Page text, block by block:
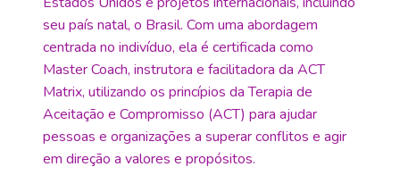
seu país natal, o Brasil. Com uma abordagem
centrada no indivíduo, ela é certificada como
Master Coach, instrutora e facilitadora da ACT
Matrix, utilizando os princípios da Terapia de
Aceitação e Compromisso (ACT) para ajudar
pessoas e organizações a superar conflitos e agir
em direção a valores e propósitos.